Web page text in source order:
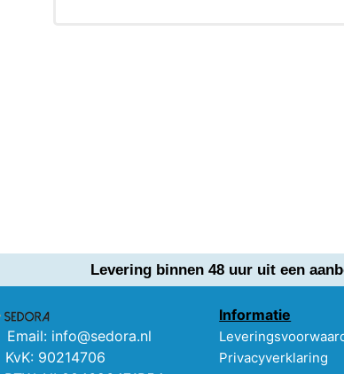
Levering binnen 48 uur uit een
Email: info@sedora.nl
KvK: 90214706
Informatie
Privacyverklaring